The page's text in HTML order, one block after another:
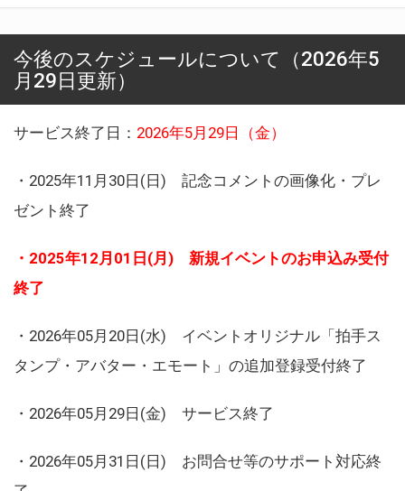
今後のスケジュールについて（2026年5
月29日更新）
サービス終了日： 2026年5月29日（金）
・2025年11月30日(日) 記念コメントの画像化・プレ
ゼント終了
・2025年12月01日(月) 新規イベントのお申込み受付
終了
・2026年05月20日(水) イベントオリジナル「拍手ス
タンプ・アバター・エモート」の追加登録受付終了
・2026年05月29日(金) サービス終了
・2026年05月31日(日) お問合せ等のサポート対応終